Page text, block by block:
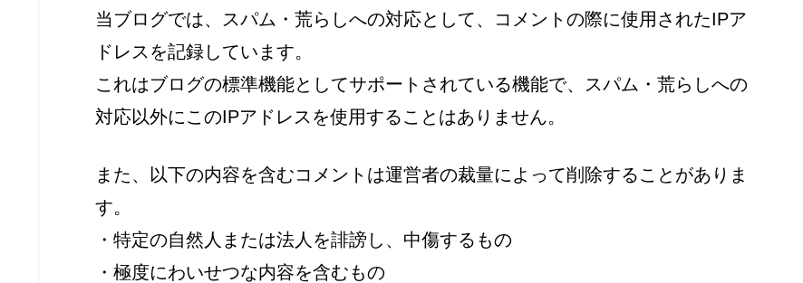
当ブログでは、スパム・荒らしへの対応として、コメントの際に使用されたIPア
ドレスを記録しています。
これはブログの標準機能としてサポートされている機能で、スパム・荒らしへの
対応以外にこのIPアドレスを使用することはありません。
また、以下の内容を含むコメントは運営者の裁量によって削除することがありま
す。
・特定の自然人または法人を誹謗し、中傷するもの
・極度にわいせつな内容を含むもの